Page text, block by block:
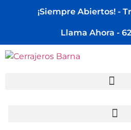
¡Siempre Abiertos! -
Llama Ahora -